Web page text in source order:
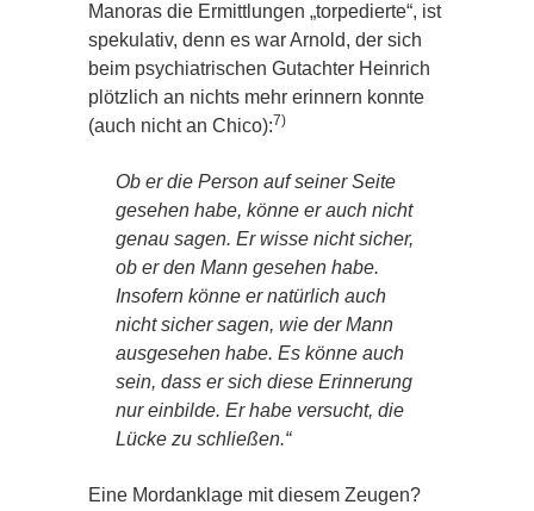
Manoras die Ermittlungen „torpedierte“, ist
spekulativ, denn es war Arnold, der sich
beim psychiatrischen Gutachter Heinrich
plötzlich an nichts mehr erinnern konnte
(auch nicht an Chico):7)
Ob er die Person auf seiner Seite
gesehen habe, könne er auch nicht
genau sagen. Er wisse nicht sicher,
ob er den Mann gesehen habe.
Insofern könne er natürlich auch
nicht sicher sagen, wie der Mann
ausgesehen habe. Es könne auch
sein, dass er sich diese Erinnerung
nur einbilde. Er habe versucht, die
Lücke zu schließen.“
Eine Mordanklage mit diesem Zeugen?